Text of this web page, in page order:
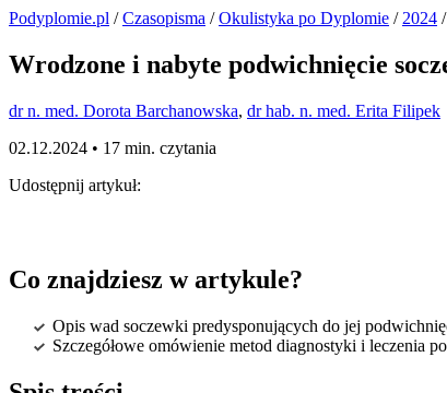
Podyplomie.pl /Czasopisma /Okulistyka po Dyplomie / 2024 /
Wrodzone i nabyte podwichnięcie
dr n. med. Dorota Barchanowska, dr hab. n. med. Erita Filipek
02.12.2024 • 17 min. czytania
Udostępnij artykuł:
Co znajdziesz w artykule?
Opis wad soczewki predysponujących do jej
Szczegółowe omówienie metod diagnostyki i leczenia